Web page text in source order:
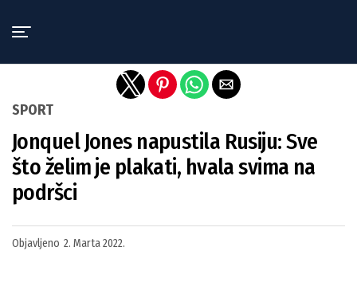
SPORT
Jonquel Jones napustila Rusiju: Sve
što želim je plakati, hvala svima na
podršci
Objavljeno 2. Marta 2022.